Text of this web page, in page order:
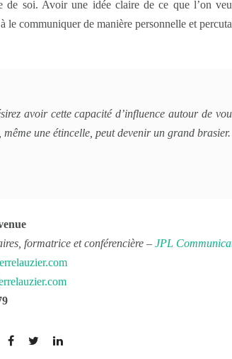
de soi. Avoir une idée claire de ce que l’on
le communiquer de manière personnelle et
avoir cette capacité d’influence autour de
même une étincelle, peut devenir un grand brasier.
formatrice et conférencière – JPL